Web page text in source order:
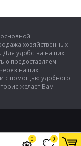
0
0
хозяйственных
Для удобства наших
предоставляем
наших
и с помощью удобного
желает Вам
техника